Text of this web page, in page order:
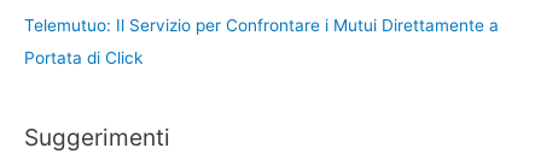
Telemutuo: Il Servizio per Confrontare i Mutui Direttamente a
Portata di Click
Suggerimenti